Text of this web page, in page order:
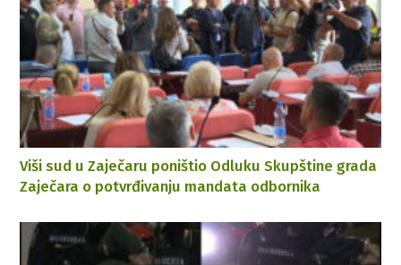
Viši sud u Zaječaru poništio Odluku Skupštine grada
Zaječara o potvrđivanju mandata odbornika